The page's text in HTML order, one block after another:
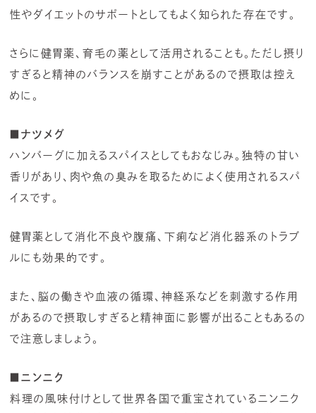
性やダイエットのサポートとしてもよく知られた存在です。
さらに健胃薬、育毛の薬として活用されることも。ただし摂り
すぎると精神のバランスを崩すことがあるので摂取は控え
めに。
■ナツメグ
ハンバーグに加えるスパイスとしてもおなじみ。独特の甘い
香りがあり、肉や魚の臭みを取るためによく使用されるスパ
イスです。
健胃薬として消化不良や腹痛、下痢など消化器系のトラブ
ルにも効果的です。
また、脳の働きや血液の循環、神経系などを刺激する作用
があるので摂取しすぎると精神面に影響が出ることもあるの
で注意しましょう。
■ニンニク
料理の風味付けとして世界各国で重宝されているニンニク